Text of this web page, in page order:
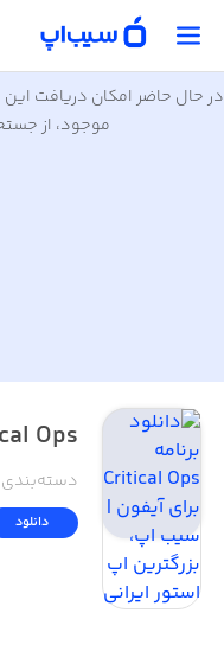
در حال حاضر امکان دریافت این
موجود، از
Ops
دسته‌بندی
دانلود